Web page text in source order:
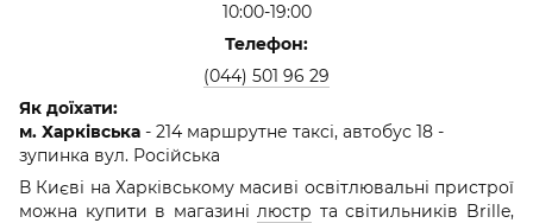
10:00-19:00
Телефон:
(044) 501 96 29
Як доїхати:
м. Харківська - 214 маршрутне таксі, автобус 18 -
зупинка вул. Російська
В Києві на Харківському масиві освітлювальні пристрої
можна купити в магазинілюстр та світильників Brille,